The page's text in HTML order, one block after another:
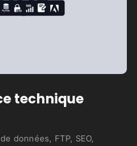
technique
données, FTP, SEO,